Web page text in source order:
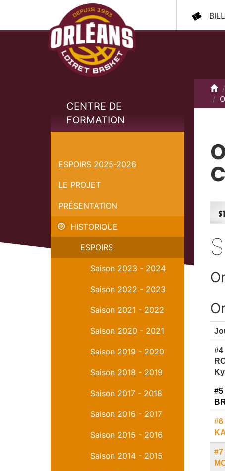
CENTRE DE
FORMATION
ESPOIRS 2025-2026
LE PROJET
PRÉSENTATION
HISTORIQUE
ESPOIRS
Saison 2023 - 2024
Saison 2022 - 2023
Saison 2021 - 2022
Saison 2020 - 2021
Saison 2019 - 2020
Saison 2018 - 2019
Saison 2017 - 2018
Saison 2016 - 2017
Saison 2015 - 2016
Saison 2014 - 2015
#4
#5
#6
#7